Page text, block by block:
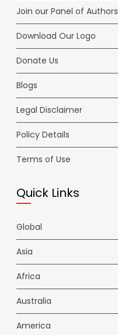
Join our Panel of Authors
Download Our Logo
Donate Us
Blogs
Legal Disclaimer
Policy Details
Terms of Use
Quick Links
Global
Asia
Africa
Australia
America